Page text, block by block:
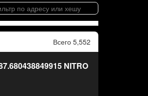
Всего 5,552
NITRO